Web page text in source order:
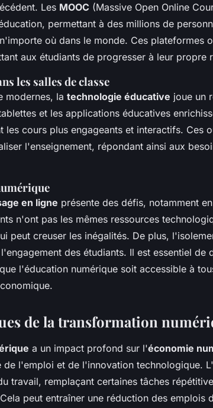
Les MOOC (Massive Open Online
permettant à des millions de
où dans le monde. Ces plateformes
aux étudiants de progresser à leur propre
les salles de classe
modernes, la technologie éducative joue un
et les applications éducatives
les cours plus engageants et interactifs. Ces
l'enseignement, répondant ainsi aux
en ligne présente des défis, notamment
n'ont pas les mêmes ressources
peut creuser les inégalités. De plus,
des étudiants. Il est essentiel de
l'éducation numérique soit accessible à
de la transformation
a un impact profond sur l'économie
de l'emploi et de l'innovation technologique. L'
travail, remplaçant certaines tâches
peut entraîner une réduction des emplois